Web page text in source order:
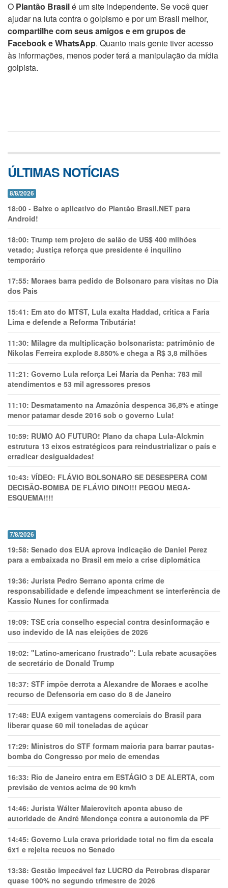
O Plantão Brasilé um site independente. Se você quer
ajudar na luta contra o golpismo e por um Brasil melhor,
compartilhe com seus amigos e em grupos de
Facebook e WhatsApp. Quanto mais gente tiver acesso
às informações, menos poder terá a manipulação da mídia
golpista.
ÚLTIMAS NOTÍCIAS
8/8/2026
18:00 - Baixe o aplicativo do Plantão Brasil.NET para
Android!
18:00: Trump tem projeto de salão de US$ 400 milhões
vetado; Justiça reforça que presidente é inquilino
temporário
17:55: Moraes barra pedido de Bolsonaro para visitas no Dia
dos Pais
15:41: Em ato do MTST, Lula exalta Haddad, critica a Faria
Lima e defende a Reforma Tributária!
11:30: Milagre da multiplicação bolsonarista: patrimônio de
Nikolas Ferreira explode 8.850% e chega a R$ 3,8 milhões
11:21: Governo Lula reforça Lei Maria da Penha: 783 mil
atendimentos e 53 mil agressores presos
11:10: Desmatamento na Amazônia despenca 36,8% e atinge
menor patamar desde 2016 sob o governo Lula!
10:59: RUMO AO FUTURO! Plano da chapa Lula-Alckmin
estrutura 13 eixos estratégicos para reindustrializar o país e
erradicar desigualdades!
10:43: VÍDEO: FLÁVIO BOLSONARO SE DESESPERA COM
DECISÃO-BOMBA DE FLÁVIO DINO!!! PEGOU MEGA-
ESQUEMA!!!!
7/8/2026
19:58: Senado dos EUA aprova indicação de Daniel Perez
para a embaixada no Brasil em meio a crise diplomática
19:36: Jurista Pedro Serrano aponta crime de
responsabilidade e defende impeachment se interferência de
Kassio Nunes for confirmada
19:09: TSE cria conselho especial contra desinformação e
uso indevido de IA nas eleições de 2026
19:02: "Latino-americano frustrado": Lula rebate acusações
de secretário de Donald Trump
18:37: STF impõe derrota a Alexandre de Moraes e acolhe
recurso de Defensoria em caso do 8 de Janeiro
17:48: EUA exigem vantagens comerciais do Brasil para
liberar quase 60 mil toneladas de açúcar
17:29: Ministros do STF formam maioria para barrar pautas-
bomba do Congresso por meio de emendas
16:33: Rio de Janeiro entra em ESTÁGIO 3 DE ALERTA, com
previsão de ventos acima de 90 km/h
14:46: Jurista Wálter Maierovitch aponta abuso de
autoridade de André Mendonça contra a autonomia da PF
14:45: Governo Lula crava prioridade total no fim da escala
6x1 e rejeita recuos no Senado
13:38: Gestão impecável faz LUCRO da Petrobras disparar
quase 100% no segundo trimestre de 2026